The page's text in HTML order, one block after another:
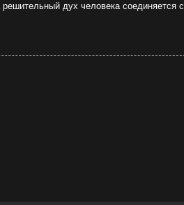
решительный дух человека соединяется с